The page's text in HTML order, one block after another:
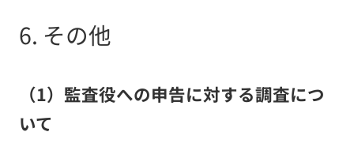
6. その他
（1）監査役への申告に対する調査につ
いて